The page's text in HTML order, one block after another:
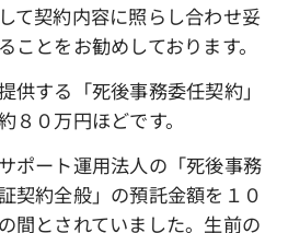
て契約内容に照らし合わせ妥
ことをお勧めしております。
する「死後事務委任契約」
８０万円ほどです。
ポート運用法人の「死後事務
契約全般」の預託金額を１０
間とされていました。生前の